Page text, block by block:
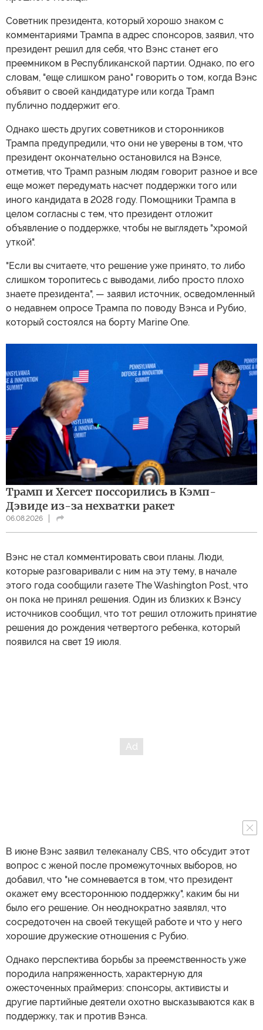
Советник президента, который хорошо знаком с
комментариями Трампа в адрес спонсоров, заявил, что
президент решил для себя, что Вэнс станет его
преемником в Республиканской партии. Однако, по его
словам, "еще слишком рано" говорить о том, когда Вэнс
объявит о своей кандидатуре или когда Трамп
публично поддержит его.
Однако шесть других советников и сторонников
Трампа предупредили, что они не уверены в том, что
президент окончательно остановился на Вэнсе,
отметив, что Трамп разным людям говорит разное и все
еще может передумать насчет поддержки того или
иного кандидата в 2028 году. Помощники Трампа в
целом согласны с тем, что президент отложит
объявление о поддержке, чтобы не выглядеть "хромой
уткой".
"Если вы считаете, что решение уже принято, то либо
слишком торопитесь с выводами, либо просто плохо
знаете президента", — заявил источник, осведомленный
о недавнем опросе Трампа по поводу Вэнса и Рубио,
который состоялся на борту Marine One.
Трамп и Хегсет поссорились в Кэмп-
Дэвиде из-за нехватки ракет
06.08.2026
Вэнс не стал комментировать свои планы. Люди,
которые разговаривали с ним на эту тему, в начале
этого года сообщили газете The Washington Post, что
он пока не принял решения. Один из близких к Вэнсу
источников сообщил, что тот решил отложить принятие
решения до рождения четвертого ребенка, который
появился на свет 19 июля.
В июне Вэнс заявил телеканалу CBS, что обсудит этот
вопрос с женой после промежуточных выборов, но
добавил, что "не сомневается в том, что президент
окажет ему всестороннюю поддержку", каким бы ни
было его решение. Он неоднократно заявлял, что
сосредоточен на своей текущей работе и что у него
хорошие дружеские отношения с Рубио.
Однако перспектива борьбы за преемственность уже
породила напряженность, характерную для
ожесточенных праймериз: спонсоры, активисты и
другие партийные деятели охотно высказываются как в
поддержку, так и против Вэнса.